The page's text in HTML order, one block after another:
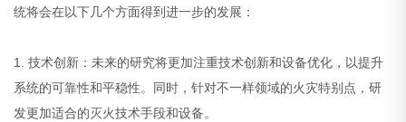
统将会在以下几个方面得到进一步的发展：
1. 技术创新：未来的研究将更加注重技术创新和设备优化，以提升
系统的可靠性和平稳性。同时，针对不一样领域的火灾特别点，研
发更加适合的灭火技术手段和设备。